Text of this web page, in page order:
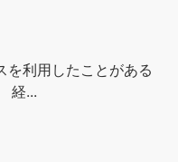
を利用したことがある
経...